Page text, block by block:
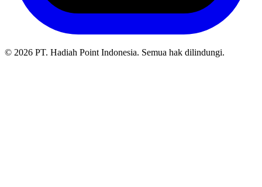
© 2026 PT. Hadiah Point Indonesia. Semua hak dilindungi.